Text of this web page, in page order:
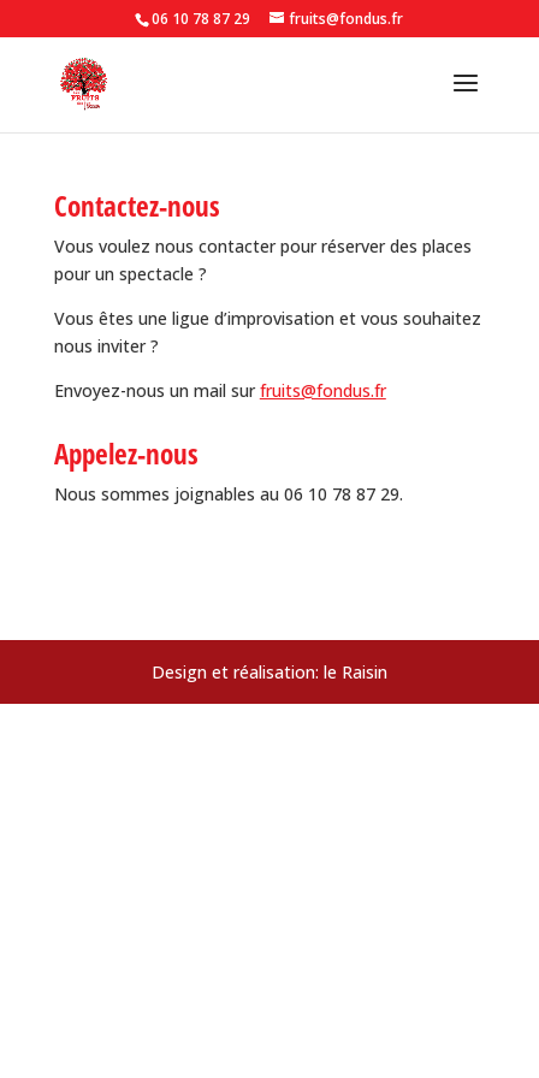
06 10 78 87 29 fruits@fondus.fr
Contactez-nous
Vous voulez nous contacter pour réserver des places
pour un spectacle ?
Vous êtes une ligue d’improvisation et vous souhaitez
nous inviter ?
Envoyez-nous un mail surfruits@fondus.fr
Appelez-nous
Nous sommes joignables au 06 10 78 87 29.
Design et réalisation: le Raisin